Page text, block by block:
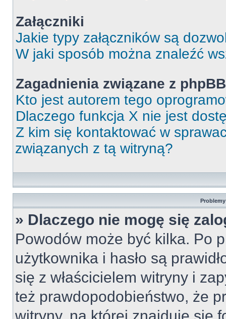
Załączniki
Jakie typy załączników są
W jaki sposób można znaleźć
Zagadnienia związane z
Kto jest autorem tego
Dlaczego funkcja X nie jest
Z kim się kontaktować w
związanych z tą witryną?
» Dlaczego nie mogę się
Powodów może być kilka. Po
użytkownika i hasło są
się z właścicielem witryny i
też prawdopodobieństwo, że